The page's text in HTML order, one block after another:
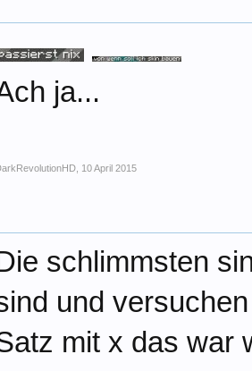
ja...
10 April 2015
schlimmsten
und
mit x das war